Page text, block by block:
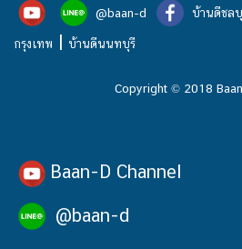
@baan-d บ้านดีชล
กรุงเทพ | บ้านดีนนทบุรี
Copyright © 2018
Baan-D Channel
@baan-d